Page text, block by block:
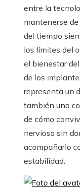
entre la
mantenerse
del tiempo
los límites del
el bienestar
de los
representa un
también una
de cómo
nervioso sin
acompañarlo
estabilidad.